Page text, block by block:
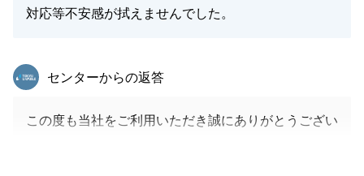
対応等不安感が拭えませんでした。
東急リバブル
センターからの返答
この度も当社をご利用いただき誠にありがとうござい